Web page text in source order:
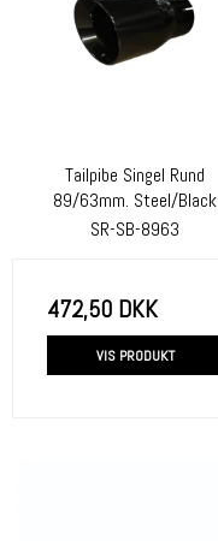
Tailpibe Singel Rund
89/63mm. Steel/Black
SR-SB-8963
472,50 DKK
VIS PRODUKT